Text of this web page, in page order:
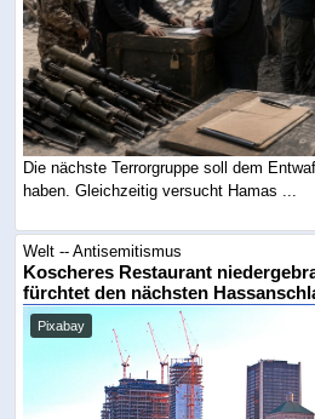
Die nächste Terrorgruppe soll dem
haben. Gleichzeitig versucht Hamas ...
Welt -- Antisemitismus
Koscheres Restaurant
fürchtet den nächsten
Pixabay